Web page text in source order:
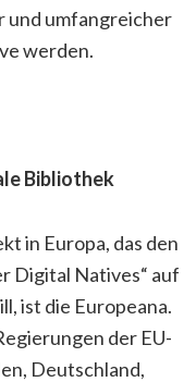
und umfangreicher
werden.
Bibliothek
in Europa, das den
Digital Natives“ auf
ist die Europeana.
der EU-
Deutschland,